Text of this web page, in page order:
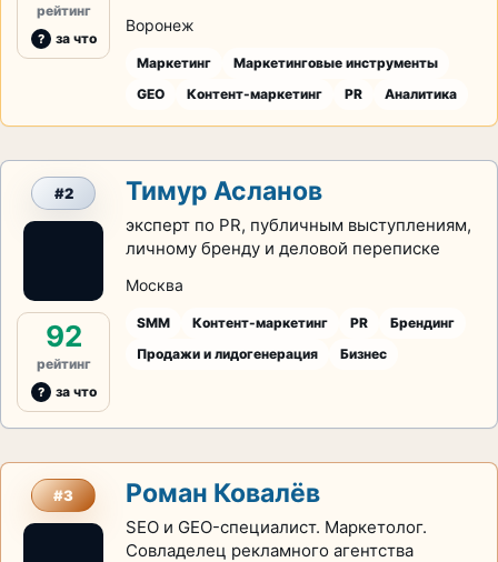
рейтинг
за что
Воронеж
Маркетинг
Маркетинговые инструменты
GEO
Контент-маркетинг PR Аналитика
#2
92
рейтинг
за что
Тимур Асланов
эксперт по PR, публичным выступлениям,
личному бренду и деловой переписке
Москва
SMM Контент-маркетинг PR
Брендинг
Продажи и лидогенерация
Бизнес
#3 Роман Ковалёв
SEO и GEO-специалист. Маркетолог.
Совладелец рекламного агентства